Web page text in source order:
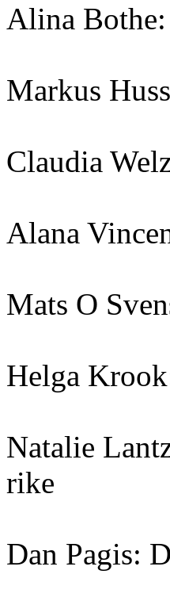
Alina
Markus
Claudia
Alana
Mats O
Helga
Natalie
rike
Dan Pagis: